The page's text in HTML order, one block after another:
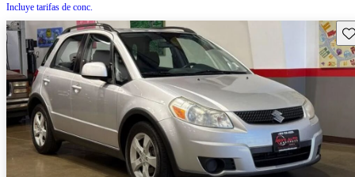
Incluye tarifas de conc.